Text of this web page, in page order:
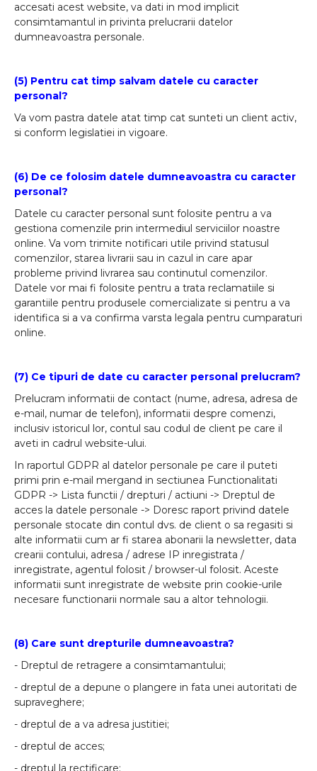
accesati acest website, va dati in mod implicit
consimtamantul in privinta prelucrarii datelor
dumneavoastra personale.
(5) Pentru cat timp salvam datele cu caracter
personal?
Va vom pastra datele atat timp cat sunteti un client activ,
si conform legislatiei in vigoare.
(6) De ce folosim datele dumneavoastra cu caracter
personal?
Datele cu caracter personal sunt folosite pentru a va
gestiona comenzile prin intermediul serviciilor noastre
online. Va vom trimite notificari utile privind statusul
comenzilor, starea livrarii sau in cazul in care apar
probleme privind livrarea sau continutul comenzilor.
Datele vor mai fi folosite pentru a trata reclamatiile si
garantiile pentru produsele comercializate si pentru a va
identifica si a va confirma varsta legala pentru cumparaturi
online.
(7) Ce tipuri de date cu caracter personal prelucram?
Prelucram informatii de contact (nume, adresa, adresa de
e-mail, numar de telefon), informatii despre comenzi,
inclusiv istoricul lor, contul sau codul de client pe care il
aveti in cadrul website-ului.
In raportul GDPR al datelor personale pe care il puteti
primi prin e-mail mergand in sectiunea Functionalitati
GDPR -> Lista functii / drepturi / actiuni -> Dreptul de
acces la datele personale -> Doresc raport privind datele
personale stocate din contul dvs. de client o sa regasiti si
alte informatii cum ar fi starea abonarii la newsletter, data
crearii contului, adresa / adrese IP inregistrata /
inregistrate, agentul folosit / browser-ul folosit. Aceste
informatii sunt inregistrate de website prin cookie-urile
necesare functionarii normale sau a altor tehnologii.
(8) Care sunt drepturile dumneavoastra?
- Dreptul de retragere a consimtamantului;
- dreptul de a depune o plangere in fata unei autoritati de
supraveghere;
- dreptul de a va adresa justitiei;
- dreptul de acces;
- dreptul la rectificare;